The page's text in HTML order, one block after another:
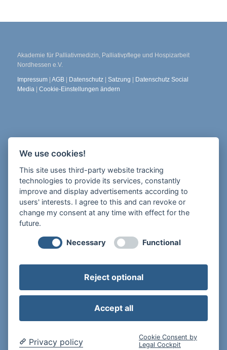
Akademie für Palliativmedizin, Palliativpflege und Hospizarbeit
Nordhessen e.V.
Impressum| AGB | Datenschutz| Satzung | Datenschutz Social
Media | Cookie-Einstellungen ändern
Die Freiheit 2
34117 Kassel
Newsletter abonnieren
info@apph-nordhessen.de
We use cookies!
This site uses third-party website tracking
technologies to provide its services, constantly
improve and display advertisements according to
users' interests. I agree to this and can revoke or
change my consent at any time with effect for the
future.
Necessary Functional
Reject optional
Accept all
Privacy policy
Cookie Consent by
Legal Cockpit